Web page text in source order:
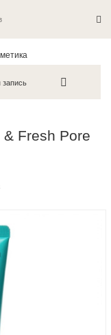
запись
Fresh Pore